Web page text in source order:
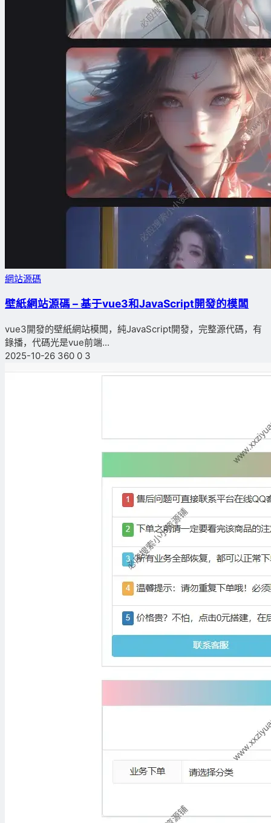
網站源碼
壁紙網站源碼 – 基于vue3和JavaScript開發的模闆
vue3開發的壁紙網站模闆，純JavaScript開發，完整源代碼，有
錄播，代碼光是vue前端...
2025-10-26 360 0 3